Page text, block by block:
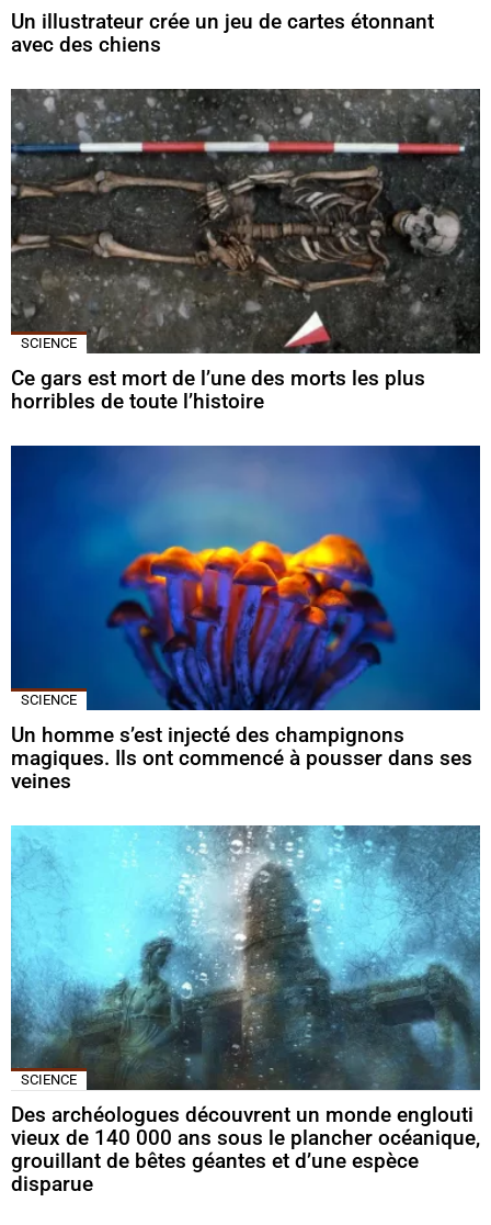
Un illustrateur crée un jeu de cartes étonnant
avec des chiens
SCIENCE
Ce gars est mort de l’une des morts les plus
horribles de toute l’histoire
SCIENCE
Un homme s’est injecté des champignons
magiques. Ils ont commencé à pousser dans ses
veines
SCIENCE
Des archéologues découvrent un monde englouti
vieux de 140 000 ans sous le plancher océanique,
grouillant de bêtes géantes et d’une espèce
disparue